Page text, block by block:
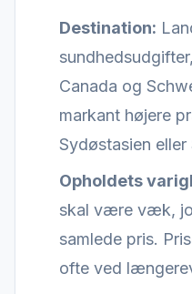
Destination:
Canada og
markant højere
Sydøstasien eller
Opholdets
skal være væk,
samlede pris.
ofte ved